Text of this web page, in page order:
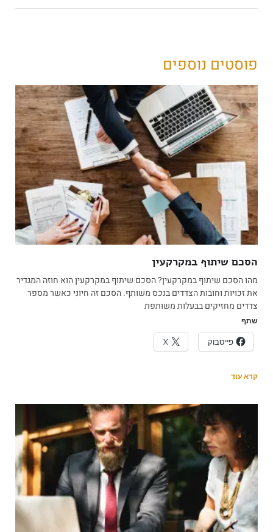
פוסטים נוספים
הסכם שיתוף במקרקעין
מהו הסכם שיתוף במקרקעין? הסכם שיתוף במקרקעין הוא חוזה המגדיר
את זכויות וחובות הצדדים בנכס משותף. הסכם זה חיוני כאשר מספר
צדדים מחזיקים בבעלות משותפת
שתף
פייסבוק X
קרא עוד